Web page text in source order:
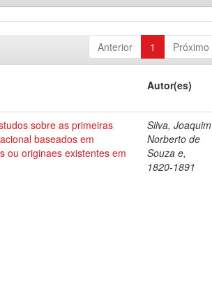
Anterior 1 Próximo
Autor(es)
sobre as primeiras
baseados em
ou originaes existentes em
Silva, Joaquim
Norberto de
Souza e,
1820-1891